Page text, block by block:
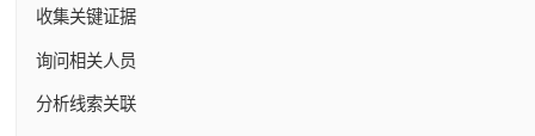
收集关键证据
询问相关人员
分析线索关联